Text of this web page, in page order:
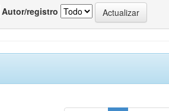
Autor/registro